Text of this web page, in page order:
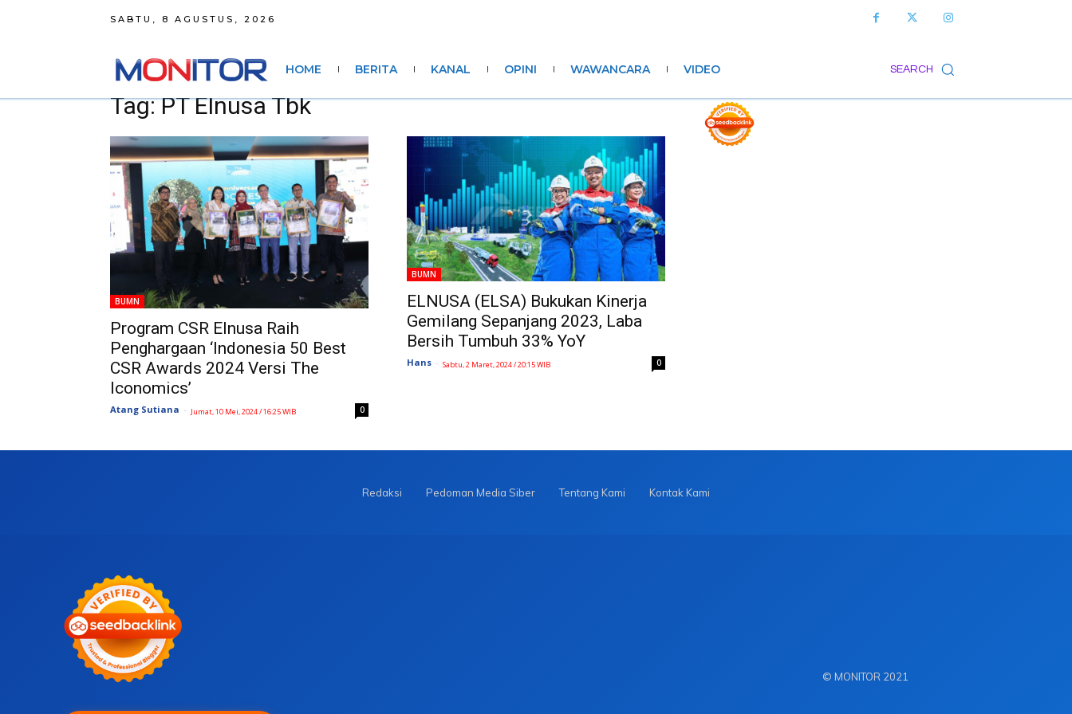
SABTU, 8 AGUSTUS, 2026
SEARCH
HOME BERITA KANAL OPINI WAWANCARA VIDEO
Tag: PT Elnusa Tbk
BUMN
Program CSR Elnusa Raih
Penghargaan ‘Indonesia 50 Best
CSR Awards 2024 Versi The
Iconomics’
Atang Sutiana - Jumat, 10 Mei, 2024 / 16:25 WIB 0
BUMN
ELNUSA (ELSA) Bukukan Kinerja
Gemilang Sepanjang 2023, Laba
Bersih Tumbuh 33% YoY
Hans - Sabtu, 2 Maret, 2024 / 20:15 WIB 0
Redaksi Pedoman Media Siber Tentang Kami Kontak Kami
© MONITOR 2021